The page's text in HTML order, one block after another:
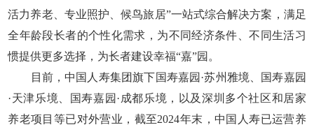
活力养老、专业照护、候鸟旅居”一站式综合解决方案，满足
全年龄段长者的个性化需求，为不同经济条件、不同生活习
惯提供更多选择，为长者建设幸福“嘉”园。
目前，中国人寿集团旗下国寿嘉园·苏州雅境、国寿嘉园
·天津乐境、国寿嘉园·成都乐境，以及深圳多个社区和居家
养老项目等已对外营业，截至2024年末，中国人寿已运营养